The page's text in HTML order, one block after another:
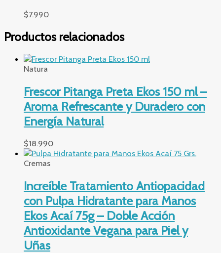
$7.990
Productos relacionados
Natura
Frescor Pitanga Preta Ekos 150 ml –
Aroma Refrescante y Duradero con
Energía Natural
$18.990
Cremas
Increíble Tratamiento Antiopacidad
con Pulpa Hidratante para Manos
Ekos Acaí 75g – Doble Acción
Antioxidante Vegana para Piel y
Uñas